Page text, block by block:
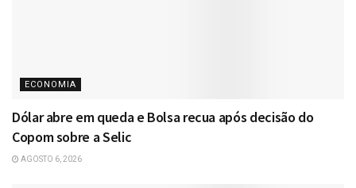
ECONOMIA
Dólar abre em queda e Bolsa recua após decisão do
Copom sobre a Selic
AGOSTO 6, 2026